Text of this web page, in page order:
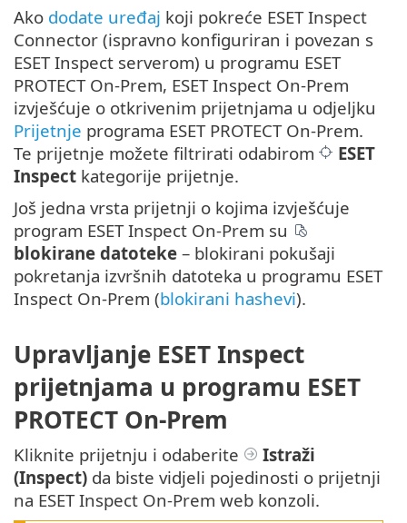
Ako dodate uređaj koji pokreće ESET Inspect
Connector (ispravno konfiguriran i povezan s
ESET Inspect serverom) u programu ESET
PROTECT On-Prem, ESET Inspect On-Prem
izvješćuje o otkrivenim prijetnjama u odjeljku
Prijetnje programa ESET PROTECT On-Prem.
Te prijetnje možete filtrirati odabirom
ESET
Inspect kategorije prijetnje.
Još jedna vrsta prijetnji o kojima izvješćuje
program ESET Inspect On-Prem su
blokirane datoteke – blokirani pokušaji
pokretanja izvršnih datoteka u programu ESET
Inspect On-Prem (blokirani hashevi).
Upravljanje ESET Inspect
prijetnjama u programu ESET
PROTECT On-Prem
Kliknite prijetnju i odaberite
Istraži
(Inspect) da biste vidjeli pojedinosti o prijetnji
na ESET Inspect On-Prem web konzoli.